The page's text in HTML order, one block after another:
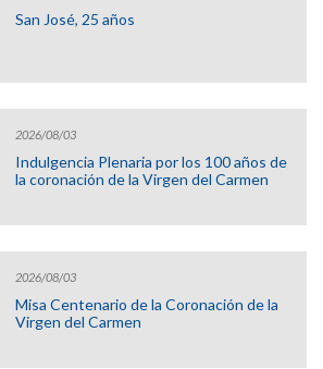
San José, 25 años
2026/08/03
Indulgencia Plenaria por los 100 años de
la coronación de la Virgen del Carmen
2026/08/03
Misa Centenario de la Coronación de la
Virgen del Carmen